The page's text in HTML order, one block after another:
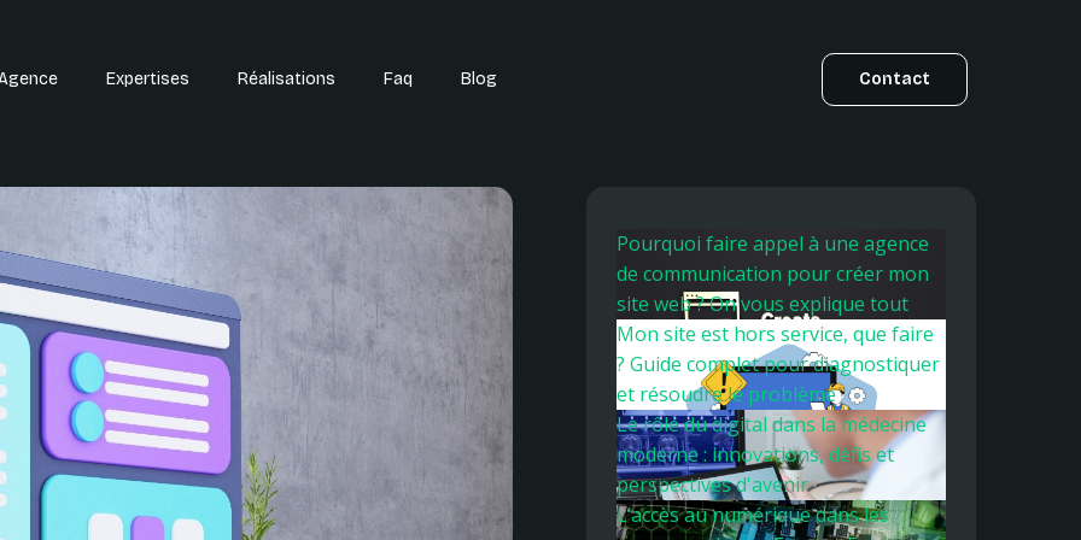
Expertises Réalisations Faq Blog Contact
Pourquoi faire appel à une agence
de communication pour créer mon
site web ? On vous explique tout
Mon site est hors service, que faire
? Guide complet pour diagnostiquer
et résoudre le problème
Le rôle du digital dans la médecine
moderne : innovations, défis et
perspectives d'avenir
L’accès au numérique dans les